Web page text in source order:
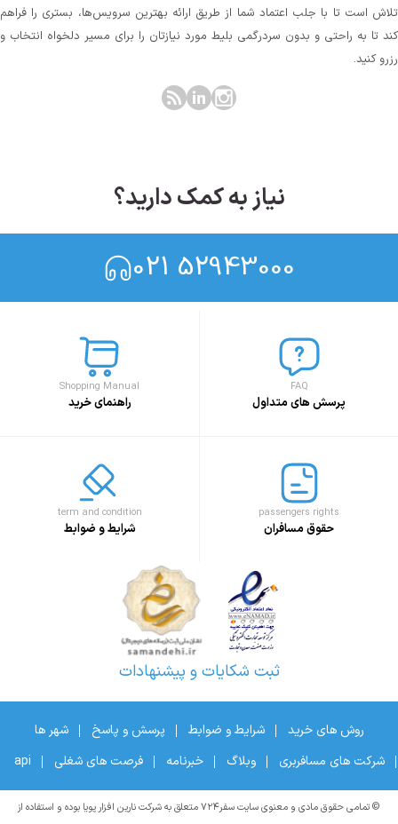
تلاش است تا با جلب اعتماد شما از طریق ارائه بهترین سرویس‌ها، بستری را فراهم
کند تا به راحتی و بدون سردرگمی بلیط مورد نیازتان را برای مسیر دلخواه انتخاب و
رزرو کنید.
نیاز به کمک دارید؟
021 52943000
FAQ
پرسش های متداول
Shopping Manual
راهنمای خرید
passengers rights
حقوق مسافران
term and condition
شرایط و ضوابط
ثبت شکایات و پیشنهادات
روش های خرید شرایط و ضوابط پرسش و پاسخ
شهر ها
شرکت های مسافربری
وبلاگ خبرنامه فرصت های شغلی api
© تمامی حقوق مادی و معنوی سایت سفر۷۲۴ متعلق به شرکت نارین افزار پویا بوده و استفاده از